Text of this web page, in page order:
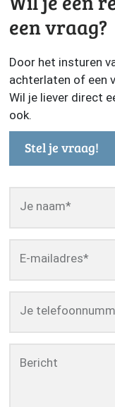
een vraag?
Door het insturen
achterlaten of een
Wil je liever direct
ook.
Stel je vraag!
Je naam*
E-mailadres*
Je
Bericht